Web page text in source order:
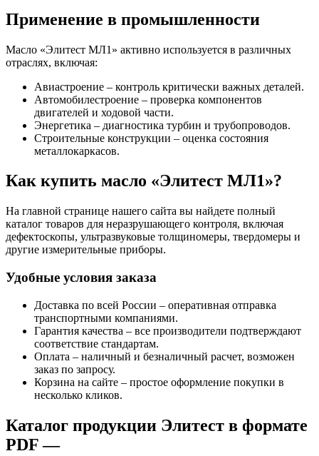
Применение в промышленности
Масло «Элитест МЛ1» активно используется в различных
отраслях, включая:
Авиастроение – контроль критически важных деталей.
Автомобилестроение – проверка компонентов
двигателей и ходовой части.
Энергетика – диагностика турбин и трубопроводов.
Строительные конструкции – оценка состояния
металлокаркасов.
Как купить масло «Элитест МЛ1»?
На главной странице нашего сайта вы найдете полный
каталог товаров для неразрушающего контроля, включая
дефектоскопы, ультразвуковые толщиномеры, твердомеры и
другие измерительные приборы.
Удобные условия заказа
Доставка по всей России – оперативная отправка
транспортными компаниями.
Гарантия качества – все производители подтверждают
соответствие стандартам.
Оплата – наличный и безналичный расчет, возможен
заказ по запросу.
Корзина на сайте – простое оформление покупки в
несколько кликов.
Каталог продукции Элитест в формате
PDF —